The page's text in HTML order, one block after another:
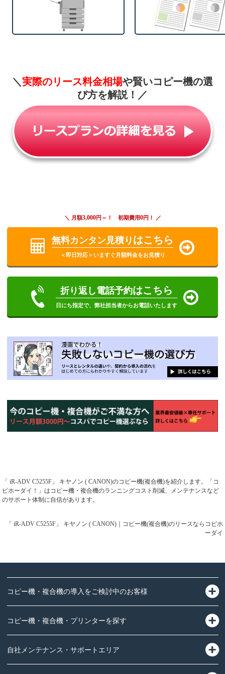
＼実際のリース料金相場や賢いコピー機の選
び方を解説！ ／
＼ 月額3,000円～！ 初期費用0円！ ／
無料カンタン見積り はこちら
＜即日対応＞いますぐ月額料金をお見積り
折り返し電話予約はこちら
日にち指定で、弊社担当者からお電話いたします
「 iR-ADV C5255F」 キヤノン ( CANON)のコピー機(複合機)を紹介します。「コ
ピホーダイ！」はコピー機・複合機のランニングコスト削減、メンテナンスなど
のサポート体制に自信があります。
「 iR-ADV C5255F」 キヤノン ( CANON)｜コピー機(複合機)のリースならコピホ
ーダイ
コピー機・複合機の導入をご検討中のお客様
コピー機・複合機・プリンターを探す
自社メンテナンス・サポートエリア